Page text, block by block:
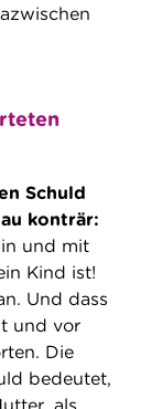
Schuld
konträr:
und mit
Kind ist!
Und dass
und vor
Die
bedeutet,